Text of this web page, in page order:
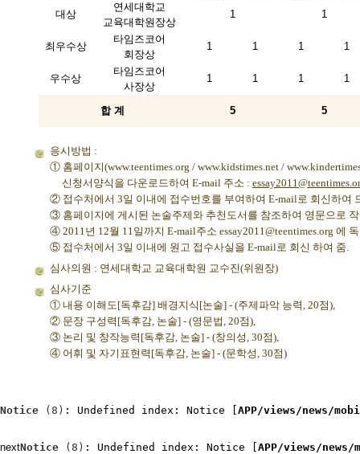
대상
연세대학교
교육대학원장상
1 1
최우수상
타임즈코어
회장상
1 1 1 1
우수상
타임즈코어
사장상
1 1 1 1
합 계 5 5
응시방법 :
① 홈페이지(www.teentimes.org / www.kidstimes.net /
신청서양식을 다운로드하여 E-mail 주소 :
② 접수처에서 3일 이내에 접수번호를 부여하여 E-mail로 회신하여
③ 홈페이지에 게시된 논술주제와 추천도서를 참조하여 영문으로
④ 2011년 12월 11일까지 E-mail주소 essay2011@teentimes.org 에
⑤ 접수처에서 3일 이내에 원고 접수사실을 E-mail로 회신 하여 줌.
심사의원 : 연세대학교 교육대학원 교수진(위원장)
심사기준
① 내용 이해도[독후감] 배경지식[논술] - (주제파악 능력, 20점),
② 문장 구성력[독후감, 논술] - (영문법, 20점),
③ 논리 및 창작능력[독후감, 논술] - (창의성, 30점),
④ 어휘 및 자기표현력[독후감, 논술] - (문학성, 30점)
Notice (8) : Undefined index: Notice [ APP/views/news/
nextNotice (8) : Undefined index: Notice [ APP/views/